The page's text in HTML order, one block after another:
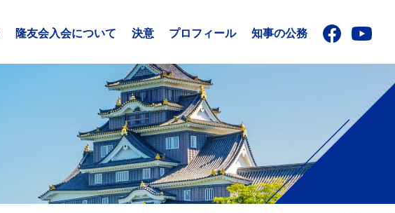
隆友会入会について 決意 プロフィール 知事の公務